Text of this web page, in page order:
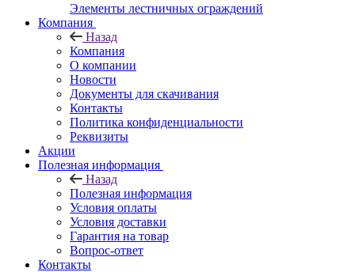
Элементы лестничных ограждений
Компания
Назад
Компания
О компании
Новости
Документы для скачивания
Контакты
Политика конфиденциальности
Реквизиты
Акции
Полезная информация
Назад
Полезная информация
Условия оплаты
Условия доставки
Гарантия на товар
Вопрос-ответ
Контакты